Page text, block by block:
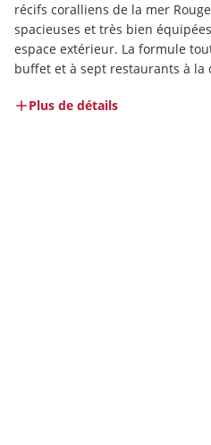
récifs coralliens de la mer
spacieuses et très bien
espace extérieur. La formule
buffet et à sept restaurants à la
Plus de détails